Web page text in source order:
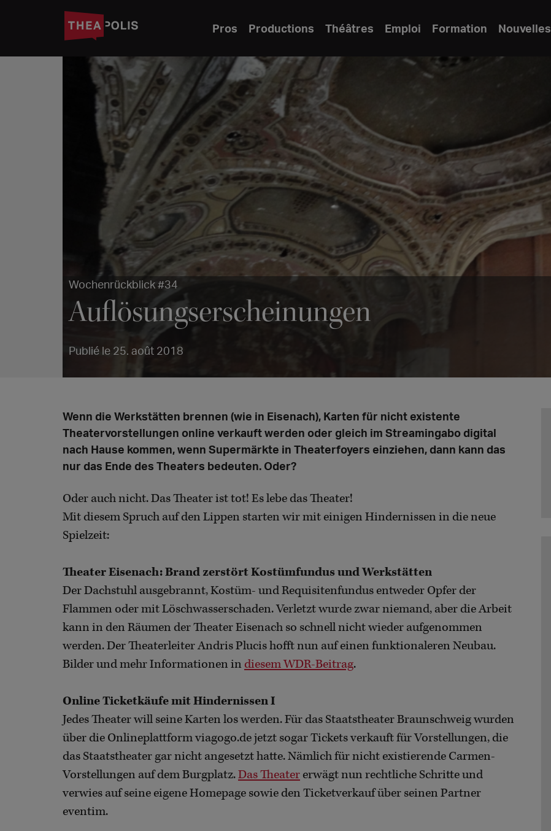
Pros Productions Théâtres Emploi Formation Nouvelles
Wochenrückblick #34
Auflösungserscheinungen
Publié le 25. août 2018
Wenn die Werkstätten brennen (wie in Eisenach), Karten für nicht existente
Theatervorstellungen online verkauft werden oder gleich im Streamingabo digital
nach Hause kommen, wenn Supermärkte in Theaterfoyers einziehen, dann kann das
nur das Ende des Theaters bedeuten. Oder?
Oder auch nicht. Das Theater ist tot! Es lebe das Theater!
Mit diesem Spruch auf den Lippen starten wir mit einigen Hindernissen in die neue
Spielzeit:
Theater Eisenach: Brand zerstört Kostümfundus und Werkstätten
Der Dachstuhl ausgebrannt, Kostüm- und Requisitenfundus entweder Opfer der
Flammen oder mit Löschwasserschaden. Verletzt wurde zwar niemand, aber die Arbeit
kann in den Räumen der Theater Eisenach so schnell nicht wieder aufgenommen
werden. Der Theaterleiter Andris Plucis hofft nun auf einen funktionaleren Neubau.
Bilder und mehr Informationen in diesem WDR-Beitrag.
Online Ticketkäufe mit Hindernissen I
Jedes Theater will seine Karten los werden. Für das Staatstheater Braunschweig wurden
über die Onlineplattform viagogo.de jetzt sogar Tickets verkauft für Vorstellungen, die
das Staatstheater gar nicht angesetzt hatte. Nämlich für nicht existierende Carmen-
Vorstellungen auf dem Burgplatz.Das Theater erwägt nun rechtliche Schritte und
verwies auf seine eigene Homepage sowie den Ticketverkauf über seinen Partner
eventim.